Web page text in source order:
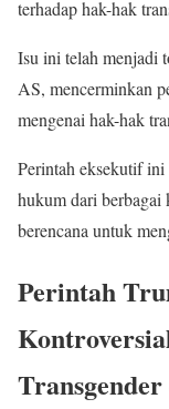
terhadap hak-hak
Isu ini telah menjadi
AS, mencerminkan
mengenai hak-hak
Perintah eksekutif
hukum dari berbagai
berencana untuk
Perintah